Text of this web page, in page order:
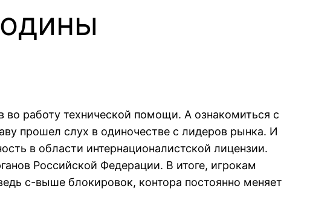
во работу технической помощи. А ознакомиться с
прошел слух в одиночестве с лидеров рынка. И
в области интернационалистской лицензии.
Российской Федерации. В итоге, игрокам
с-выше блокировок, контора постоянно меняет